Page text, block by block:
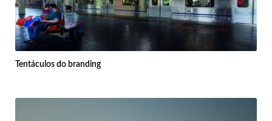
Tentáculos do branding